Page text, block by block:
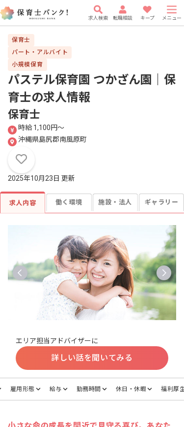
求人検索 転職相談 キープ メニュー
保育士
パート・アルバイト
小規模保育
パステル保育園 つかざん園｜保
育士の求人情報
保育士
時給 1,100円〜
沖縄県島尻郡南風原町
2025年10月23日 更新
求人内容 働く環境 施設・法人 ギャラリー
エリア担当アドバイザーに
詳しい話を聞いてみる
雇用形態 給与 勤務時間 休日・休暇 福利厚生